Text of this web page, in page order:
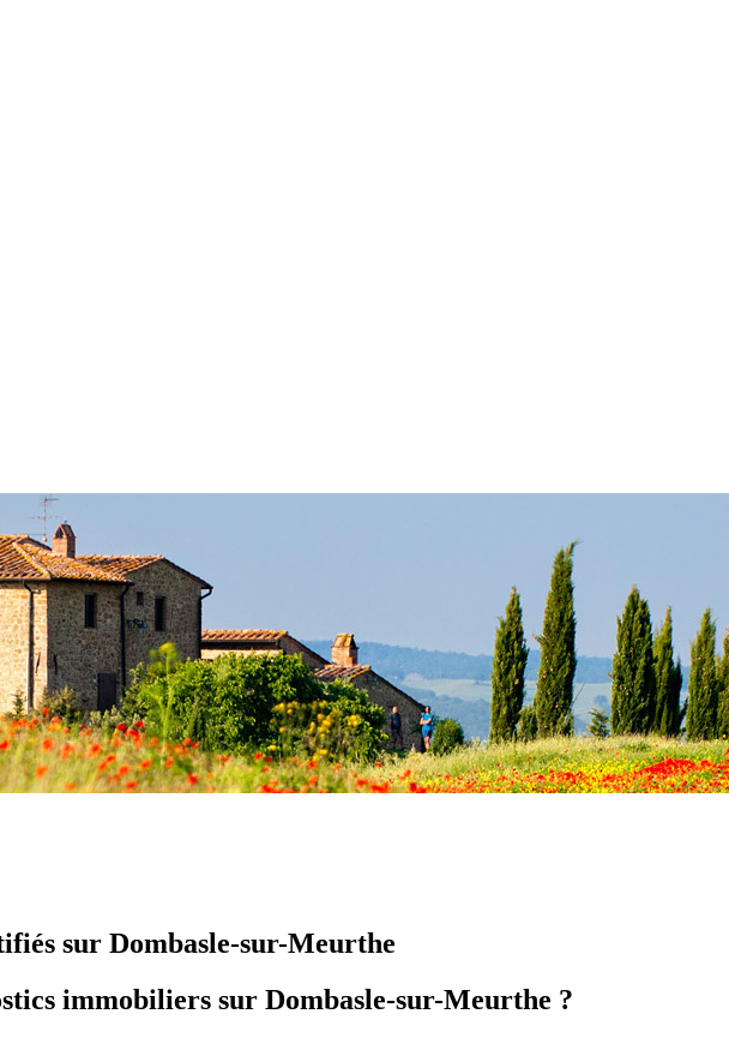
sur Dombasle-sur-Meurthe
immobiliers sur Dombasle-sur-Meurthe ?